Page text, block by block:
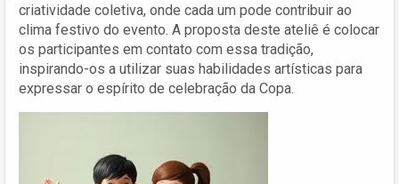
criatividade coletiva, onde cada um pode contribuir ao
clima festivo do evento. A proposta deste ateliê é colocar
os participantes em contato com essa tradição,
inspirando-os a utilizar suas habilidades artísticas para
expressar o espírito de celebração da Copa.